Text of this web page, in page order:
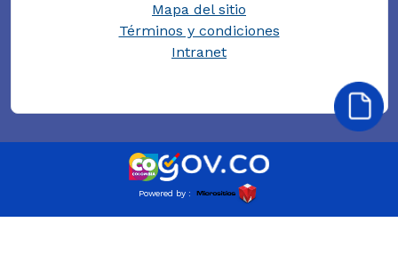
Mapa del sitio
Términos y condiciones
Intranet
Powered by :